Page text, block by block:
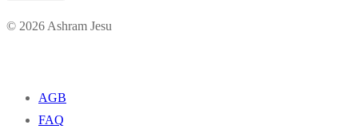
© 2026 Ashram Jesu
AGB
FAQ